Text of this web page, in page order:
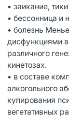
• заикание,
• бессонница и
• болезнь
дисфункциями
различного
кинетозах.
• в составе
алкогольного
купирования
вегетативных